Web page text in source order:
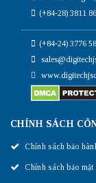
(+84-28) 3811
(+84-24) 3776
CHÍNH SÁCH
Chính sách bảo
Chính sách bảo